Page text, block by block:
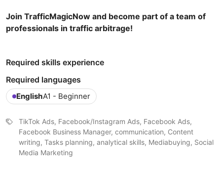
Join TrafficMagicNow and become part of a team of
professionals in traffic arbitrage!
Required skills experience
Required languages
EnglishA1 - Beginner
TikTok Ads, Facebook/Instagram Ads, Facebook Ads,
Facebook Business Manager, communication, Content
writing, Tasks planning, analytical skills, Mediabuying, Social
Media Marketing